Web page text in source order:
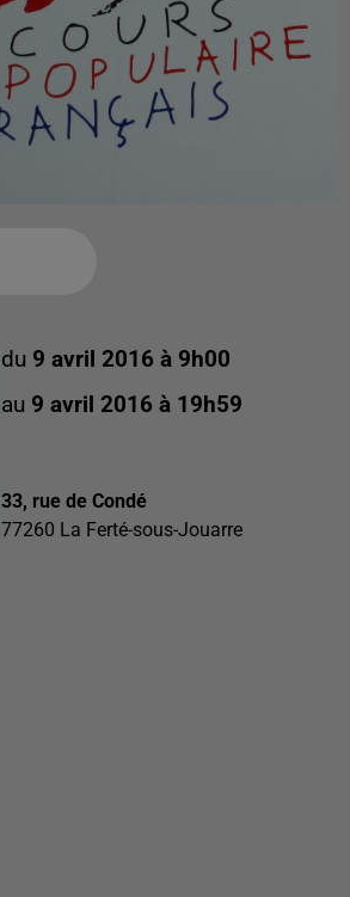
du 9 avril 2016 à 9h00
au 9 avril 2016 à 19h59
33, rue de Condé
77260 La Ferté-sous-Jouarre